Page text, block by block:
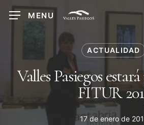
Skip
MENU
ACTUALIDAD
Valles Pasiegos
FITUR
17 de enero de